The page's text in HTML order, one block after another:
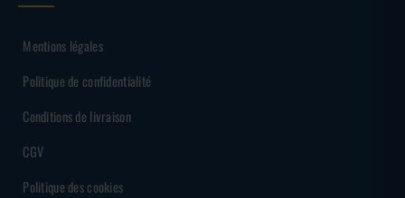
Mentions légales
Politique de confidentialité
Conditions de livraison
CGV
Politique des cookies